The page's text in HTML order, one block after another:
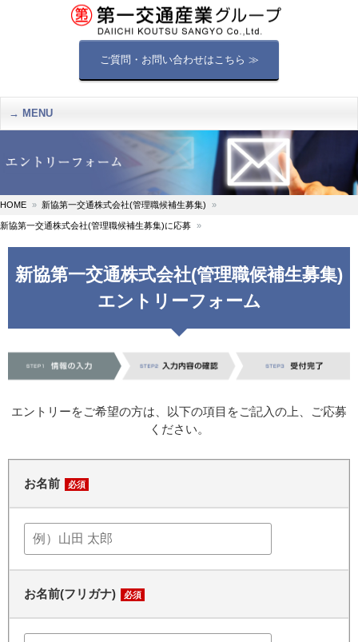
ご質問・お問い合わせはこちら ≫
MENU
HOME 新協第一交通株式会社(管理職候補生募集)
新協第一交通株式会社(管理職候補生募集)に応募
新協第一交通株式会社(管理職候補生募集)
エントリーフォーム
エントリーをご希望の方は、以下の項目をご記入の上、ご応募
ください。
お名前 必須
お名前(フリガナ) 必須